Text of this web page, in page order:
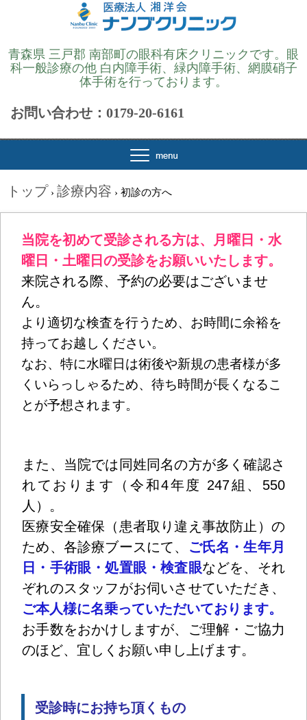
青森県 三戸郡 南部町の眼科有床クリニックです。眼
科一般診療の他 白内障手術、緑内障手術、網膜硝子
体手術を行っております。
お問い合わせ：0179-20-6161
トップ › 診療内容 › 初診の方へ
当院を初めて受診される方は、月曜日・水
曜日・土曜日の受診をお願いいたします。
来院される際、予約の必要はございませ
ん。
より適切な検査を行うため、お時間に余裕を
持ってお越しください。
なお、特に水曜日は術後や新規の患者様が多
くいらっしゃるため、待ち時間が長くなるこ
とが予想されます。
また、当院では同姓同名の方が多く確認さ
れております（令和4年度 247組、550
人）。
医療安全確保（患者取り違え事故防止）の
ため、各診療ブースにて、
ご氏名・生年月
日・手術眼・処置眼・検査眼などを、それ
ぞれのスタッフがお伺いさせていただき、
ご本人様に名乗っていただいております。
お手数をおかけしますが、ご理解・ご協力
のほど、宜しくお願い申し上げます。
受診時にお持ち頂くもの